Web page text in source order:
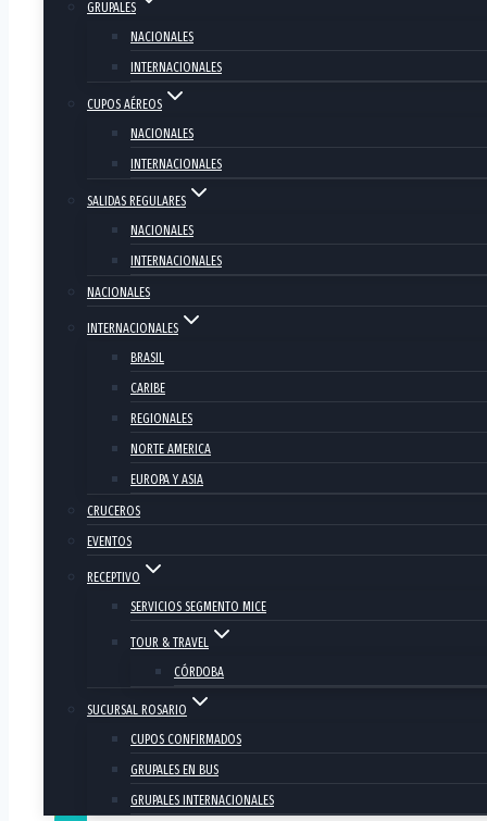
GRUPALES
NACIONALES
INTERNACIONALES
CUPOS AÉREOS
NACIONALES
INTERNACIONALES
SALIDAS REGULARES
NACIONALES
INTERNACIONALES
NACIONALES
INTERNACIONALES
BRASIL
CARIBE
REGIONALES
NORTE AMERICA
EUROPA Y ASIA
CRUCEROS
EVENTOS
RECEPTIVO
SERVICIOS SEGMENTO MICE
TOUR & TRAVEL
CÓRDOBA
SUCURSAL ROSARIO
CUPOS CONFIRMADOS
GRUPALES EN BUS
GRUPALES INTERNACIONALES
CHARTERS
DESTINOS BRASIL